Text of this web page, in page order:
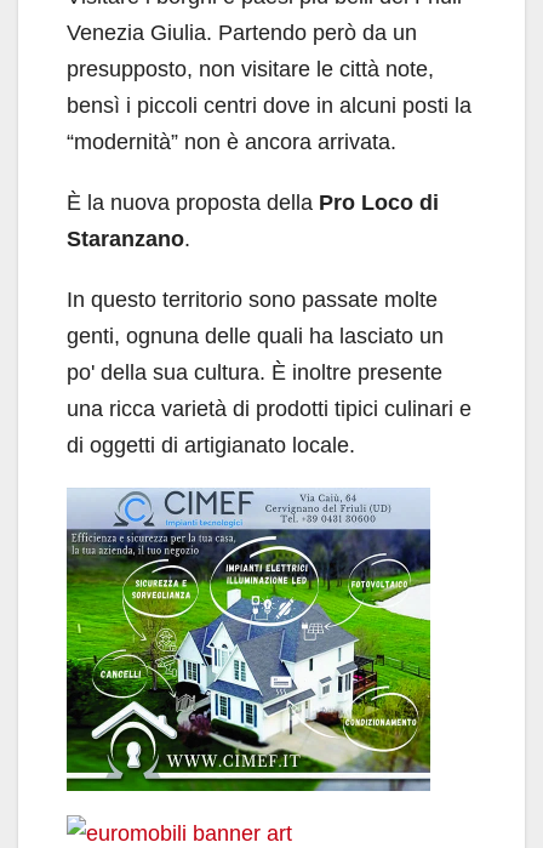
Venezia Giulia. Partendo però da un
presupposto, non visitare le città note,
bensì i piccoli centri dove in alcuni posti la
“modernità” non è ancora arrivata.
È la nuova proposta della Pro Loco di
Staranzano.
In questo territorio sono passate molte
genti, ognuna delle quali ha lasciato un
po' della sua cultura. È inoltre presente
una ricca varietà di prodotti tipici culinari e
di oggetti di artigianato locale.